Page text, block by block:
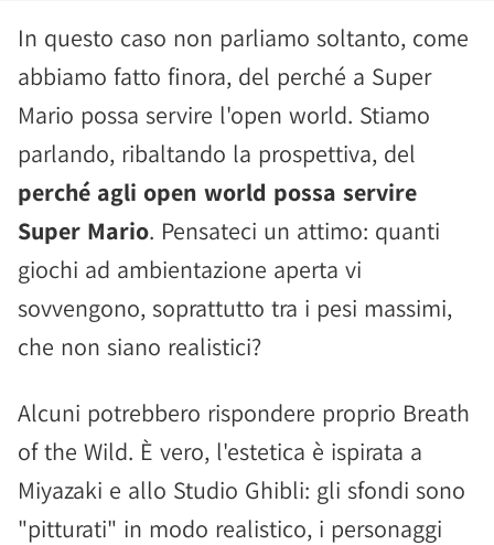
In questo caso non parliamo soltanto, come
abbiamo fatto finora, del perché a Super
Mario possa servire l'open world. Stiamo
parlando, ribaltando la prospettiva, del
perché agli open world possa servire
Super Mario. Pensateci un attimo: quanti
giochi ad ambientazione aperta vi
sovvengono, soprattutto tra i pesi massimi,
che non siano realistici?
Alcuni potrebbero rispondere proprio Breath
of the Wild. È vero, l'estetica è ispirata a
Miyazaki e allo Studio Ghibli: gli sfondi sono
"pitturati" in modo realistico, i personaggi